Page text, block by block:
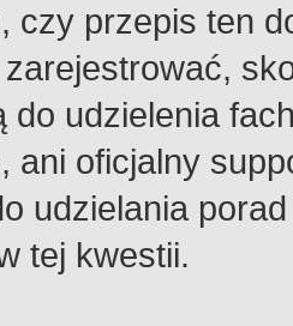
czy przepis ten
do udzielenia
ani oficjalny
udzielania
tej kwestii.